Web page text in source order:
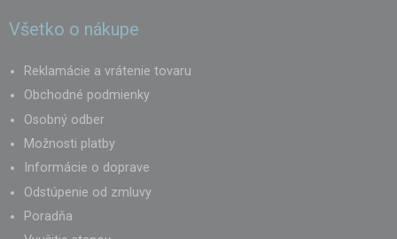
Všetko o nákupe
Reklamácie a vrátenie tovaru
Obchodné podmienky
Osobný odber
Možnosti platby
Informácie o doprave
Odstúpenie od zmluvy
Poradňa